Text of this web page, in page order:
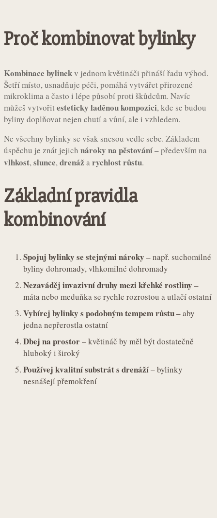
Proč kombinovat bylinky
Kombinace bylinekv jednom květináči přináší řadu výhod.
Šetří místo, usnadňuje péči, pomáhá vytvářet přirozené
mikroklima a často i lépe působí proti škůdcům. Navíc
můžeš vytvořitesteticky laděnou kompozici, kde se budou
byliny doplňovat nejen chutí a vůní, ale i vzhledem.
Ne všechny bylinky se však snesou vedle sebe. Základem
úspěchu je znát jejich nároky na pěstování– především na
vlhkost,slunce,drenáž arychlost růstu.
Základní pravidla
kombinování
Spojuj bylinky se stejnými nároky – např. suchomilné
byliny dohromady, vlhkomilné dohromady
Nezaváděj invazivní druhy mezi křehké rostliny –
máta nebo meduňka se rychle rozrostou a utlačí ostatní
Vybírej bylinky s podobným tempem růstu– aby
jedna nepřerostla ostatní
Dbej na prostor– květináč by měl být dostatečně
hluboký i široký
Používej kvalitní substrát s drenáží– bylinky
nesnášejí přemokření